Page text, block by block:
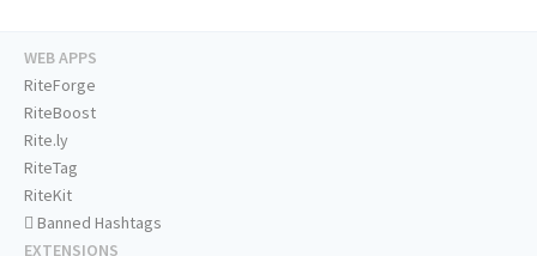
WEB APPS
RiteForge
RiteBoost
Rite.ly
RiteTag
RiteKit
Banned Hashtags
EXTENSIONS